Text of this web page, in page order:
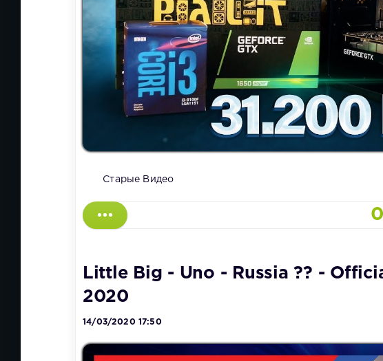
Старые Видео
0
Little Big - Uno - Russia ?? -
2020
14/03/2020 17:50